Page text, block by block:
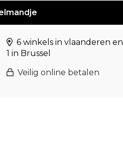
6 winkels in vlaanderen en
1 in Brussel
Veilig online betalen